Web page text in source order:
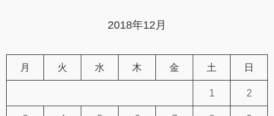
2018年12月
月 火 水 木 金 土 日
1 2